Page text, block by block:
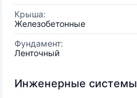
Крыша:
Железобетонные
Фундамент:
Ленточный
Инженерные системы